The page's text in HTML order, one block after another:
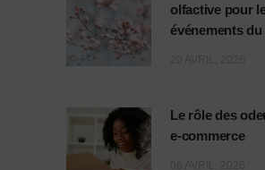
olfactive pour
événements
Le rôle des
e-commerce